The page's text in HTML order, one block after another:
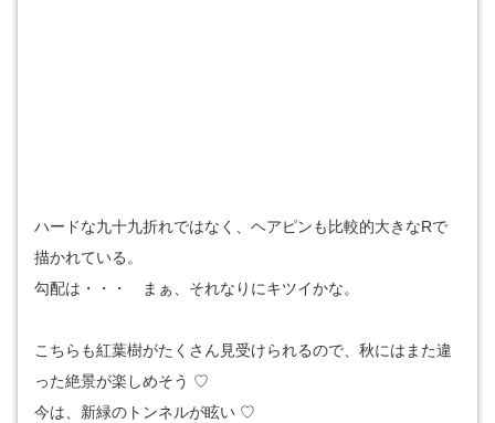
ハードな九十九折れではなく、ヘアピンも比較的大きなRで
描かれている。
勾配は・・・ まぁ、それなりにキツイかな。
こちらも紅葉樹がたくさん見受けられるので、秋にはまた違
った絶景が楽しめそう ♡
今は、新緑のトンネルが眩い ♡